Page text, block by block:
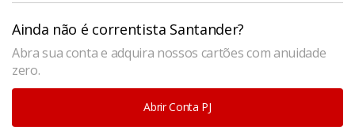
Ainda não é correntista Santander?
Abra sua conta e adquira nossos cartões com anuidade
zero.
Abrir Conta PJ